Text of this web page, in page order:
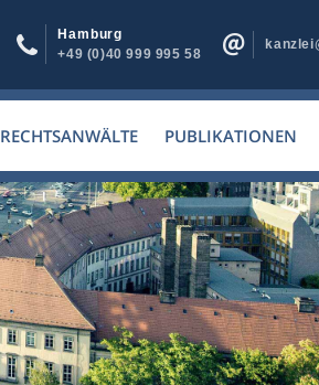
Hamburg
+49 (0)40 999 995 58
RECHTSANWÄLTE PUBLIKATIONEN